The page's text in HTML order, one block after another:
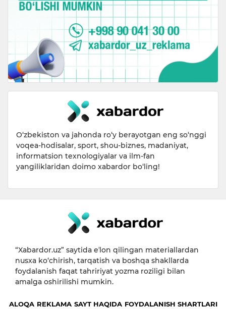
O‘zbekiston va jahonda ro‘y berayotgan eng so‘nggi
voqea-hodisalar, sport, shou-biznes, madaniyat,
informatsion texnologiyalar va ilm-fan
yangiliklaridan doimo xabardor bo‘ling!
“Xabardor.uz” saytida eʼlon qilingan materiallardan
nusxa ko‘chirish, tarqatish va boshqa shakllarda
foydalanish faqat tahririyat yozma roziligi bilan
amalga oshirilishi mumkin.
ALOQA REKLAMA SAYT HAQIDA FOYDALANISH SHARTLARI